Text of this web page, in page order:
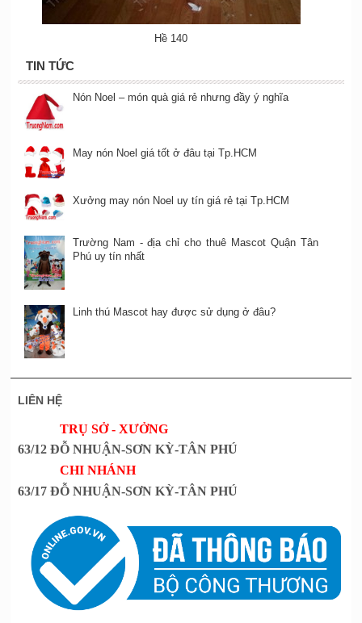
Hề 140
TIN TỨC
Nón Noel – món quà giá rẻ nhưng đầy ý nghĩa
May nón Noel giá tốt ở đâu tại Tp.HCM
Xưởng may nón Noel uy tín giá rẻ tại Tp.HCM
Trường Nam - địa chỉ cho thuê Mascot Quận Tân
Phú uy tín nhất
Linh thú Mascot hay được sử dụng ở đâu?
LIÊN HỆ
TRỤ SỞ - XƯỞNG
63/12 ĐỖ NHUẬN-SƠN KỲ-TÂN PHÚ
CHI NHÁNH
63/17 ĐỖ NHUẬN-SƠN KỲ-TÂN PHÚ